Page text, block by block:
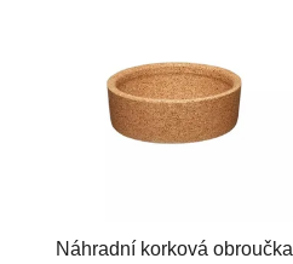
Náhradní korková obroučka